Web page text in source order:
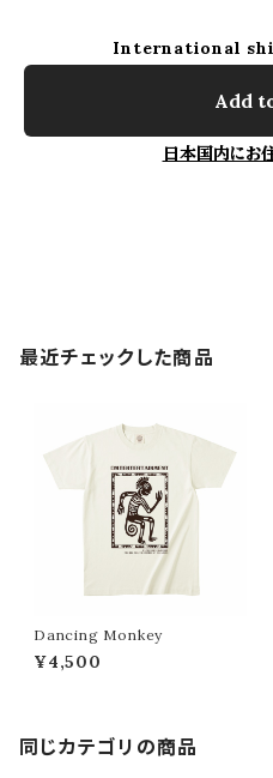
International
Add
日本国内にお
最近チェックした商品
Dancing Monkey
¥4,500
同じカテゴリの商品